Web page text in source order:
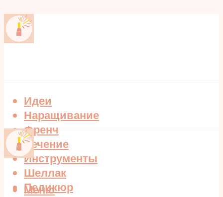
Идеи
Наращивание
Френч
Лечение
Инструменты
Шеллак
Педикюр
Меню